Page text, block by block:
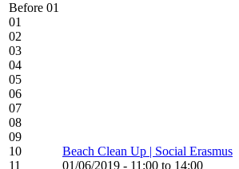
Before 01
01
02
03
04
05
06
07
08
09
10
11
Beach Clean Up | Social Erasmus
01/06/2019 - 11:00 to 14:00